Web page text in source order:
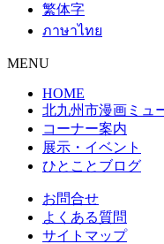
繁体字
ภาษาไทย
MENU
HOME
北九州市漫画ミュ
コーナー案内
展示・イベント
ひとことブログ
お問合せ
よくある質問
サイトマップ